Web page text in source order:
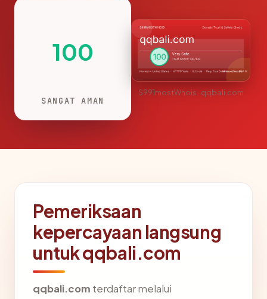
100
SANGAT AMAN
S991mostWhois · qqbali.com
Pemeriksaan
kepercayaan langsung
untuk qqbali.com
qqbali.com terdaftar melalui